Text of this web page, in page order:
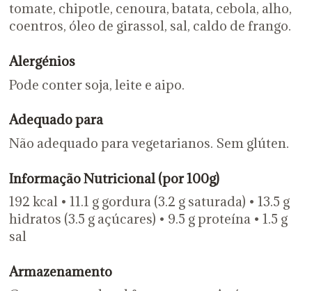
tomate, chipotle, cenoura, batata, cebola, alho,
coentros, óleo de girassol, sal, caldo de frango.
Alergénios
Pode conter soja, leite e aipo.
Adequado para
Não adequado para vegetarianos. Sem glúten.
Informação Nutricional (por 100g)
192 kcal • 11.1 g gordura (3.2 g saturada) • 13.5 g
hidratos (3.5 g açúcares) • 9.5 g proteína • 1.5 g
sal
Armazenamento